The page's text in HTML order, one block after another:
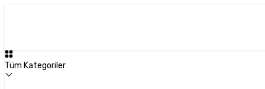
Tüm Kategoriler